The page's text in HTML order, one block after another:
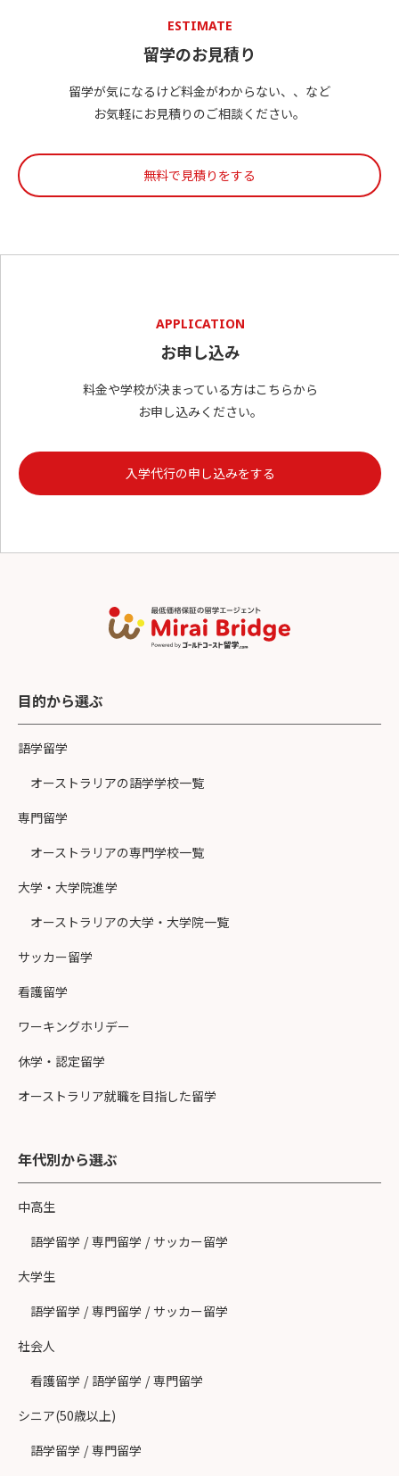
ESTIMATE
留学のお見積り
留学が気になるけど料金がわからない、、など
お気軽にお見積りのご相談ください。
無料で見積りをする
APPLICATION
お申し込み
料金や学校が決まっている方はこちらから
お申し込みください。
入学代行の申し込みをする
目的から選ぶ
語学留学
オーストラリアの語学学校一覧
専門留学
オーストラリアの専門学校一覧
大学・大学院進学
オーストラリアの大学・大学院一覧
サッカー留学
看護留学
ワーキングホリデー
休学・認定留学
オーストラリア就職を目指した留学
年代別から選ぶ
中高生
語学留学 / 専門留学 / サッカー留学
大学生
語学留学 / 専門留学 / サッカー留学
社会人
看護留学 / 語学留学 / 専門留学
シニア(50歳以上)
語学留学 / 専門留学